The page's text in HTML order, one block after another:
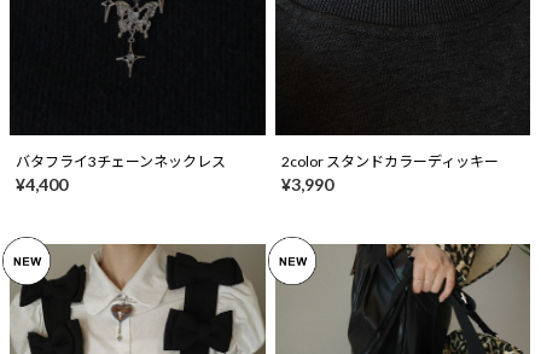
バタフライ3チェーンネックレス
¥4,400
2color スタンドカラーディッキー
¥3,990